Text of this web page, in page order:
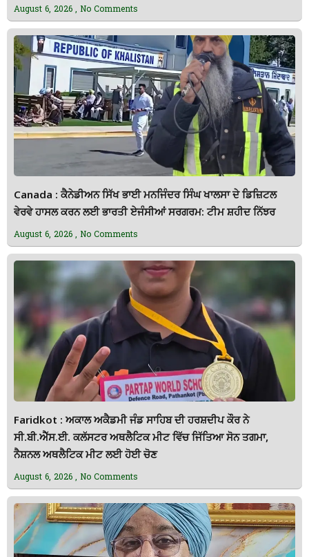
August 6, 2026 No Comments
Canada : ਕੈਨੇਡੀਅਨ ਸਿੱਖ ਭਾਈ ਮਨਜਿੰਦਰ ਸਿੰਘ ਖਾਲਸਾ ਦੇ ਡਿਜ਼ਿਟਲ
ਵੇਰਵੇ ਹਾਸਲ ਕਰਨ ਲਈ ਭਾਰਤੀ ਏਜੰਸੀਆਂ ਸਰਗਰਮ: ਟੀਮ ਸ਼ਹੀਦ ਨਿੱਝਰ
August 6, 2026 No Comments
Faridkot : ਅਕਾਲ ਅਕੈਡਮੀ ਜੰਡ ਸਾਹਿਬ ਦੀ ਹਰਸ਼ਦੀਪ ਕੌਰ ਨੇ
ਸੀ.ਬੀ.ਐੱਸ.ਈ. ਕਲੱਸਟਰ ਅਥਲੈਟਿਕ ਮੀਟ ਵਿੱਚ ਜਿੱਤਿਆ ਸੋਨ ਤਗਮਾ,
ਨੈਸ਼ਨਲ ਅਥਲੈਟਿਕ ਮੀਟ ਲਈ ਹੋਈ ਚੋਣ
August 6, 2026 No Comments